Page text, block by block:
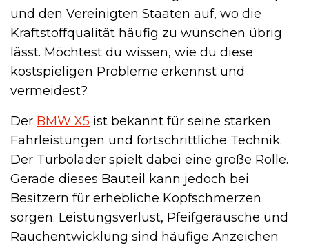
und den Vereinigten Staaten auf, wo die
Kraftstoffqualität häufig zu wünschen übrig
lässt. Möchtest du wissen, wie du diese
kostspieligen Probleme erkennst und
vermeidest?
Der BMW X5 ist bekannt für seine starken
Fahrleistungen und fortschrittliche Technik.
Der Turbolader spielt dabei eine große Rolle.
Gerade dieses Bauteil kann jedoch bei
Besitzern für erhebliche Kopfschmerzen
sorgen. Leistungsverlust, Pfeifgeräusche und
Rauchentwicklung sind häufige Anzeichen